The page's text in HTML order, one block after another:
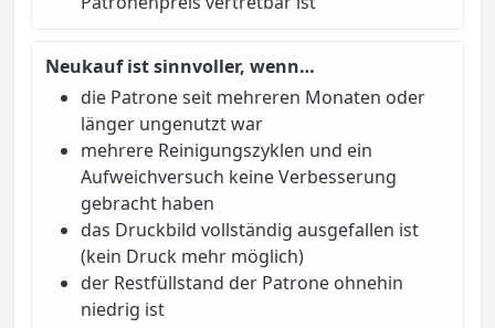
Neukauf ist sinnvoller, wenn…
die Patrone seit mehreren Monaten oder
länger ungenutzt war
mehrere Reinigungszyklen und ein
Aufweichversuch keine Verbesserung
gebracht haben
das Druckbild vollständig ausgefallen ist
(kein Druck mehr möglich)
der Restfüllstand der Patrone ohnehin
niedrig ist